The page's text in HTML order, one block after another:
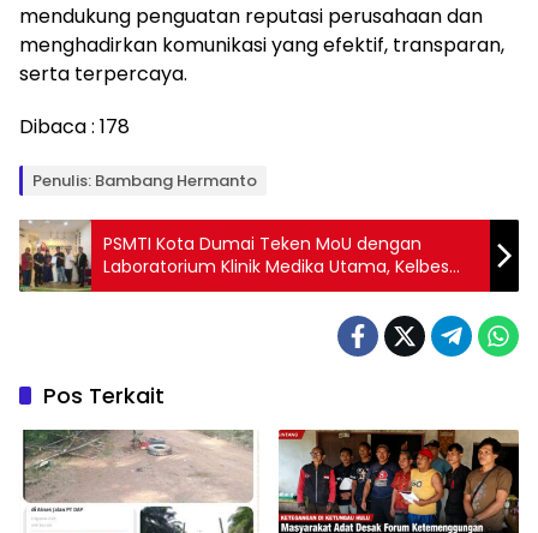
mendukung penguatan reputasi perusahaan dan
menghadirkan komunikasi yang efektif, transparan,
serta terpercaya.
Dibaca : 178
Penulis: Bambang Hermanto
PSMTI Kota Dumai Teken MoU dengan
Laboratorium Klinik Medika Utama, Kelbes
Dapat Diskon 10 Persen
Pos Terkait